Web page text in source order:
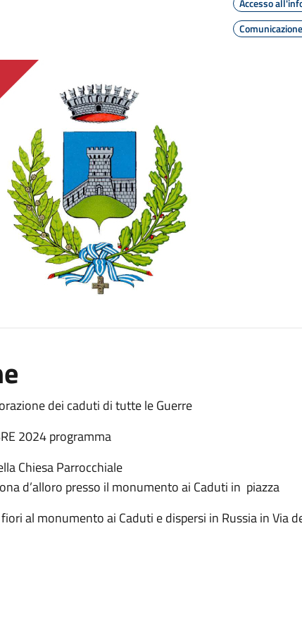
Accesso
dei caduti di tutte le Guerre
2024 programma
Chiesa Parrocchiale
d’alloro presso il monumento ai Caduti in piazza
al monumento ai Caduti e dispersi in Russia in Via